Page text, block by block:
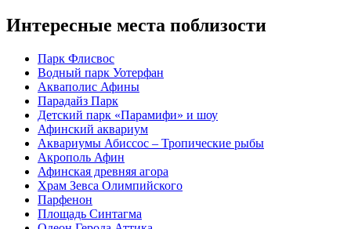
Интересные места поблизости
Парк Флисвос
Водный парк Уотерфан
Акваполис Афины
Парадайз Парк
Детский парк «Парамифи» и шоу
Афинский аквариум
Аквариумы Абиссос – Тропические рыбы
Акрополь Афин
Афинская древняя агора
Храм Зевса Олимпийского
Парфенон
Площадь Синтагма